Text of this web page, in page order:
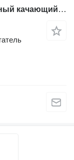
GKM Siebtechnik Высокоэффективный качающийся грохот GKM типа KTS 2400